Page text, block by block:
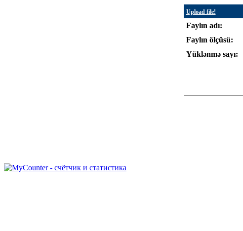
Upload file!
Faylın adı:
Faylın ölçüsü:
Yüklənmə sayı: